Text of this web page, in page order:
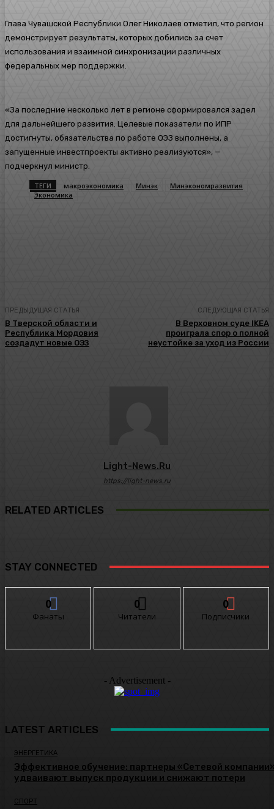
Глава Чувашской Республики Олег Николаев отметил, что регион
демонстрирует результаты, которых добились за счет
использования и взаимной синхронизации различных
федеральных мер поддержки.
«За последние несколько лет в регионе сформировался задел
для дальнейшего развития. Целевые показатели по ИПР
достигнуты, обязательства по работе ОЭЗ выполнены, а
запущенные инвестпроекты активно реализуются», —
подчеркнул министр.
ТЕГИ макроэкономика Минэк
Минэкономразвития
Экономика
ПРЕДЫДУЩАЯ СТАТЬЯ
В Тверской области и
Республика Мордовия
создадут новые ОЭЗ
СЛЕДУЮЩАЯ СТАТЬЯ
В Верховном суде IKEA
проиграла спор о полной
неустойке за уход из России
Light-News.ru
https://light-news.ru
RELATED ARTICLES
STAY CONNECTED
0
Фанаты
0
Читатели
0
Подписчики
- Advertisement -
LATEST ARTICLES
ЭНЕРГЕТИКА
Эффективное обучение: партнеры «Сетевой
удваивают выпуск продукции и снижают потери
СПОРТ